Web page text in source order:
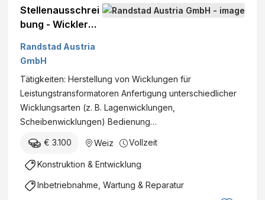
Stellenausschrei
bung - Wickler
Elektroindustrie
(m/w/d) in Weiz
Randstad Austria
GmbH
Tätigkeiten: Herstellung von Wicklungen für
Leistungstransformatoren Anfertigung unterschiedlicher
Wicklungsarten (z. B. Lagenwicklungen,
Scheibenwicklungen) Bedienung…
€ 3.100 Weiz Vollzeit
Konstruktion & Entwicklung
Inbetriebnahme, Wartung & Reparatur